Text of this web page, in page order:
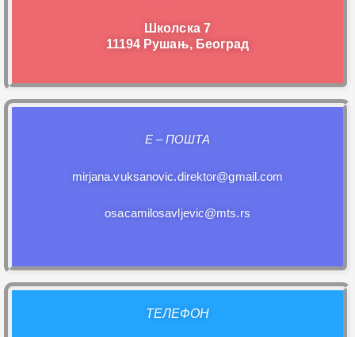
Школска 7
11194 Рушањ, Београд
E – ПОШТА
mirjana.vuksanovic.direktor@gmail.com
osacamilosavljevic@mts.rs
ТЕЛЕФОН